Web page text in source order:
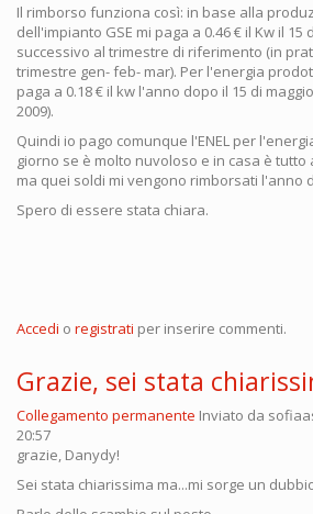
Il rimborso funziona così: in base alla
dell'impianto GSE mi paga a 0.46 € il Kw il 15
successivo al trimestre di riferimento (in
trimestre gen- feb- mar). Per l'energia
paga a 0.18 € il kw l'anno dopo il 15 di
2009).
Quindi io pago comunque l'ENEL per
giorno se è molto nuvoloso e in casa è tutto
ma quei soldi mi vengono rimborsati l'anno
Spero di essere stata chiara.
Accedi o registrati per inserire commenti.
Grazie, sei stata
Collegamento permanente Inviato da
20:57
grazie, Danydy!
Sei stata chiarissima ma...mi sorge un